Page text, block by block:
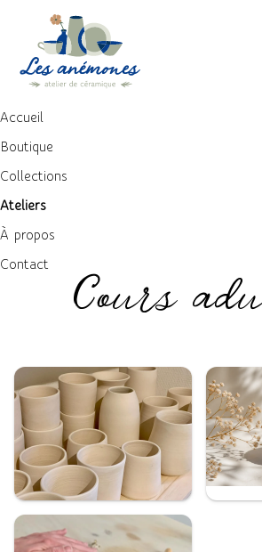
Accueil
Boutique
Collections
Ateliers
À propos
Contact
Cours